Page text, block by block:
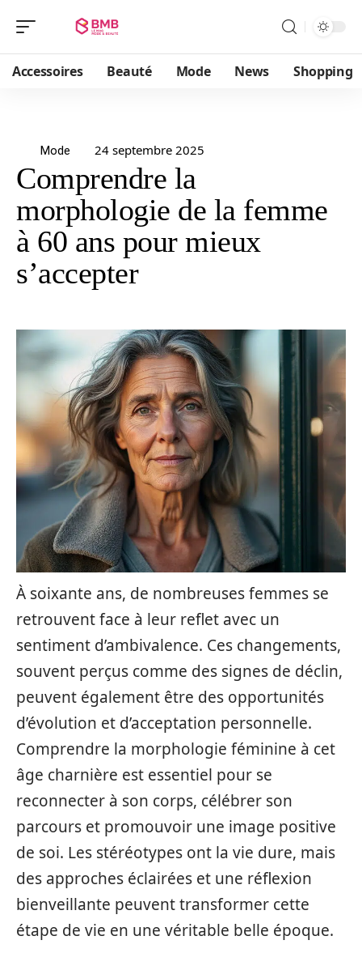
Accessoires Beauté Mode News Shopping
Mode 24 septembre 2025
Comprendre la
morphologie de la femme
à 60 ans pour mieux
s’accepter
À soixante ans, de nombreuses femmes se
retrouvent face à leur reflet avec un
sentiment d’ambivalence. Ces changements,
souvent perçus comme des signes de déclin,
peuvent également être des opportunités
d’évolution et d’acceptation personnelle.
Comprendre la morphologie féminine à cet
âge charnière est essentiel pour se
reconnecter à son corps, célébrer son
parcours et promouvoir une image positive
de soi. Les stéréotypes ont la vie dure, mais
des approches éclairées et une réflexion
bienveillante peuvent transformer cette
étape de vie en une véritable belle époque.